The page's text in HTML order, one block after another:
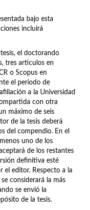
bajo esta
incluirá
el doctorando
tres artículos en
o Scopus en
el periodo de
a la Universidad
con otra
máximo de seis
de la tesis deberá
del compendio. En el
uno de los
de los restantes
definitiva esté
el editor. Respecto a la
considerará la más
se envió la
de la tesis.